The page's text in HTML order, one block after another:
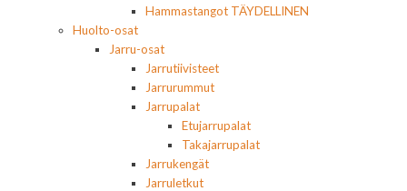
Hammastangot TÄYDELLINEN
Huolto-osat
Jarru-osat
Jarrutiivisteet
Jarrurummut
Jarrupalat
Etujarrupalat
Takajarrupalat
Jarrukengät
Jarruletkut